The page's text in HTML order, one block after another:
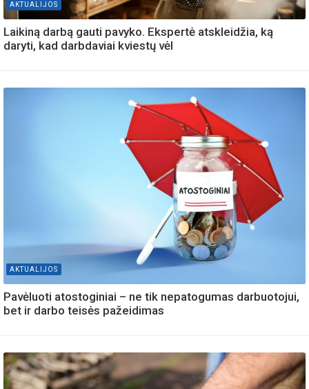
AKTUALIJOS
Laikiną darbą gauti pavyko. Ekspertė atskleidžia, ką
daryti, kad darbdaviai kviestų vėl
AKTUALIJOS
Pavėluoti atostoginiai – ne tik nepatogumas darbuotojui,
bet ir darbo teisės pažeidimas